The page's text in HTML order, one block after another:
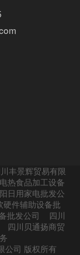
丰景辉贸易有限
热食品加工设备
日用家电批发公
硬件辅助设备批
批发公司
四川
四川贝通扬商贸
公司 版权所有